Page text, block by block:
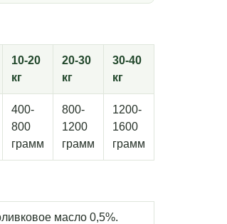
10-20
кг
20-30
кг
30-40
кг
400-
800
грамм
800-
1200
грамм
1200-
1600
грамм
масло 0,5%.